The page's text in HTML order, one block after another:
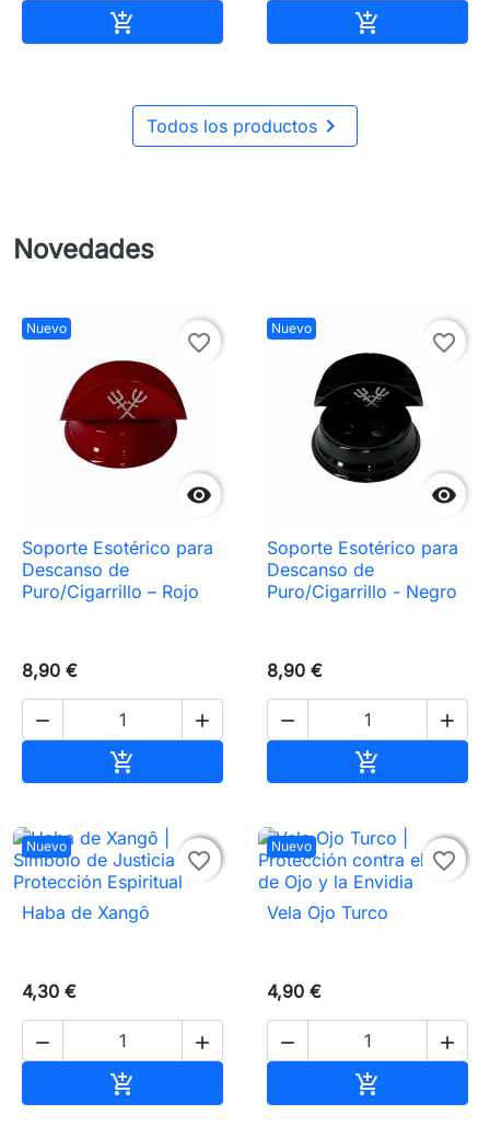
 
Todos los productos 
Novedades
Nuevo

favorite_border
Soporte Esotérico para
Descanso de
Puro/Cigarrillo – Rojo
8,90 €
 

Nuevo

favorite_border
Soporte Esotérico para
Descanso de
Puro/Cigarrillo - Negro
8,90 €
 

Nuevo

favorite_border
Haba de Xangô
4,30 €
 

Nuevo

favorite_border
Vela Ojo Turco
4,90 €
 
